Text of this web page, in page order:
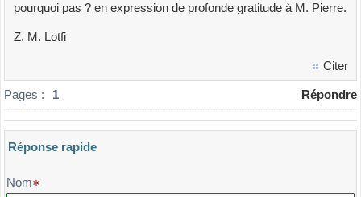
pourquoi pas ? en expression de profonde gratitude à M. Pierre.
Z. M. Lotfi
Citer
Pages : 1 Répondre
Réponse rapide
Veuillez composer votre message et l'envoyer
Nom